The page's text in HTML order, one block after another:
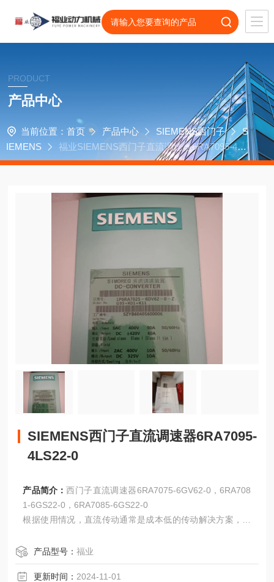
PRODUCT
产品中心
当前位置： 首页 产品中心 SIEMENS西门子
S
IEMENS
福业SIEMENS西门子直流调速器6RA7095-4LS
22-0
SIEMENS西门子直流调速器6RA7095-
4LS22-0
产品简介：西门子直流调速器6RA7075-6GV62-0，6RA708
1-6GS22-0，6RA7085-6GS22-0
根据使用情况，直流传动通常是成本低的传动解决方案，它
SIEMENS西门子直流调速器6RA7095-4LS22-0
产品型号：福业
更新时间： 2024-11-01